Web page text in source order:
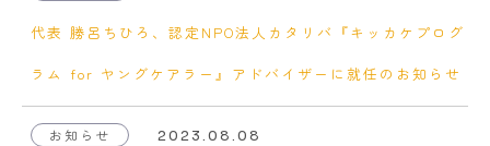
代表 勝呂ちひろ、認定NPO法人カタリバ『キッカケプログ
ラム for ヤングケアラー』アドバイザーに就任のお知らせ
お知らせ 2023.08.08